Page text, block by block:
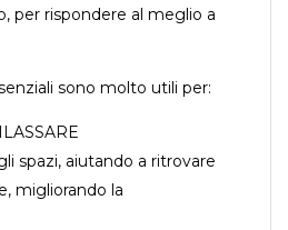
per rispondere al meglio a
sono molto utili per:
spazi, aiutando a ritrovare
migliorando la